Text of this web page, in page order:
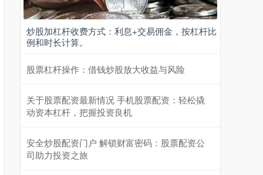
炒股加杠杆收费方式：利息+交易佣金，按杠杆比
例和时长计算。
股票杠杆操作：借钱炒股放大收益与风险
关于股票配资最新情况 手机股票配资：轻松撬
动资本杠杆，把握投资良机
安全炒股配资门户 解锁财富密码：股票配资公
司助力投资之旅